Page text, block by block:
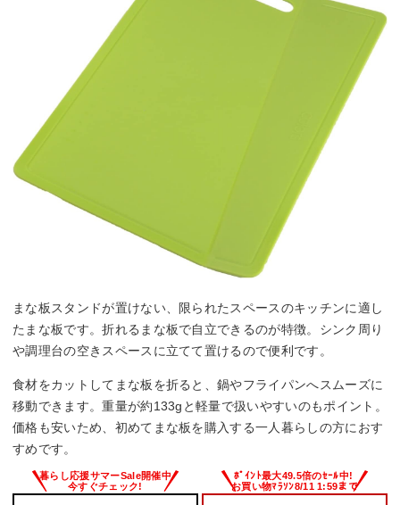
まな板スタンドが置けない、限られたスペースのキッチンに適し
たまな板です。折れるまな板で自立できるのが特徴。シンク周り
や調理台の空きスペースに立てて置けるので便利です。
食材をカットしてまな板を折ると、鍋やフライパンへスムーズに
移動できます。重量が約133gと軽量で扱いやすいのもポイント。
価格も安いため、初めてまな板を購入する一人暮らしの方におす
すめです。